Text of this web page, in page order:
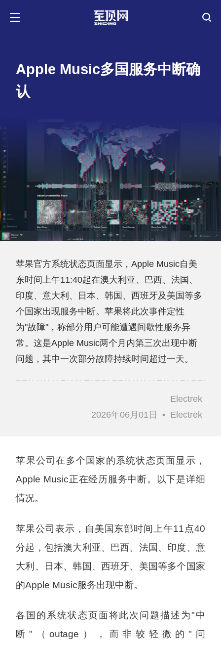
Apple Music多国服务中断确
认
苹果官方系统状态页面显示，Apple Music自美
东时间上午11:40起在澳大利亚、巴西、法国、
印度、意大利、日本、韩国、西班牙及美国等多
个国家出现服务中断。苹果将此次事件定性
为"故障"，称部分用户可能遭遇间歇性服务异
常。这是Apple Music两个月内第三次出现中断
问题，其中一次部分故障持续时间超过一天。
Electrek
2026年06月01日
• Electrek
苹果公司在多个国家的系统状态页面显示，
Apple Music正在经历服务中断。以下是详细
情况。
苹果公司表示，自美国东部时间上午11点40
分起，包括澳大利亚、巴西、法国、印度、意
大利、日本、韩国、西班牙、美国等多个国家
的Apple Music服务出现中断。
各国的系统状态页面将此次问题描述为"中
断"（outage），而非较轻微的"问